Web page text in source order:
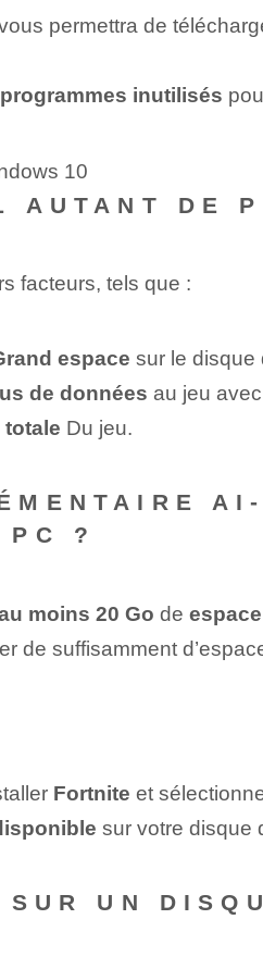
permettra de
programmes inutilisés
10
AUTANT DE
facteurs, tels que :
espace ⁢sur le disque
de données au jeu
totale Du jeu.
PC ?
moins 20 Go de
de suffisamment
Fortnite et
sur votre disque
UN